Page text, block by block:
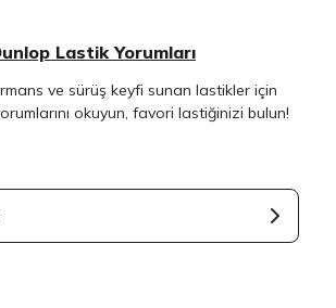
Lastik Yorumları
ve sürüş keyfi sunan lastikler için
okuyun, favori lastiğinizi bulun!